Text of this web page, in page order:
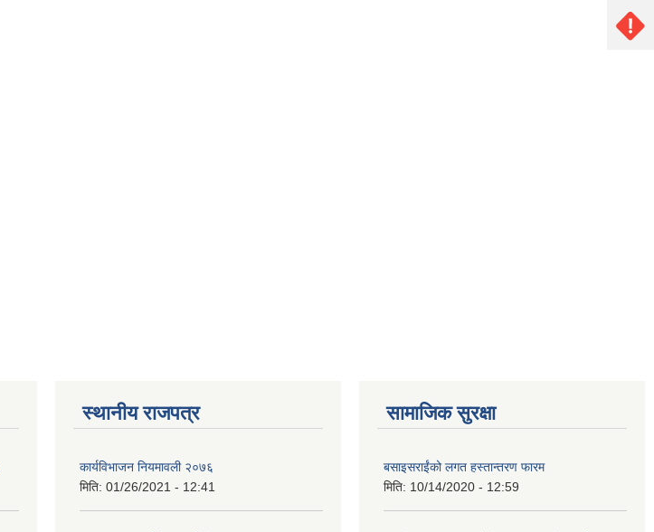
स्थानीय राजपत्र
कार्यविभाजन नियमावली २०७६
मिति: 01/26/2021 - 12:41
सामाजिक सुरक्षा
बसाइसराईंको लगत हस्तान्तरण फारम
मिति: 10/14/2020 - 12:59